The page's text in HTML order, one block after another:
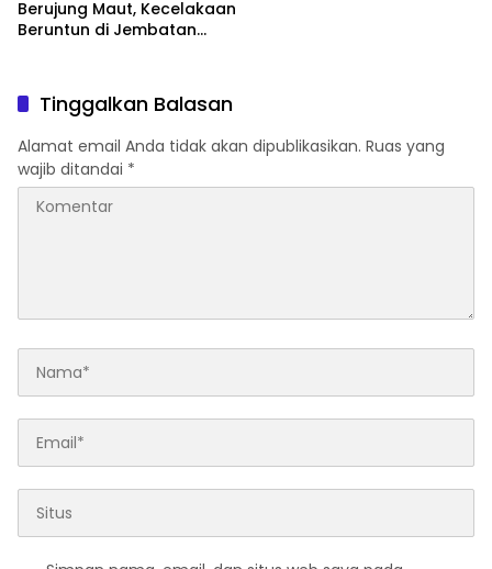
Berujung Maut, Kecelakaan
Beruntun di Jembatan
Tinggalkan Balasan
Alamat email Anda tidak akan dipublikasikan. Ruas yang
wajib ditandai *